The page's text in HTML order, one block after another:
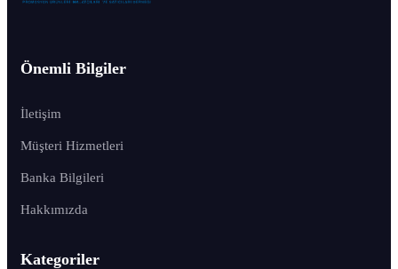
Önemli Bilgiler
İletişim
Müşteri Hizmetleri
Banka Bilgileri
Hakkımızda
Kategoriler